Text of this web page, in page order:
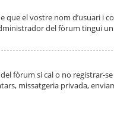
que el vostre nom d’usuari
del fòrum tingui
fòrum si cal o no
missatgeria privada,